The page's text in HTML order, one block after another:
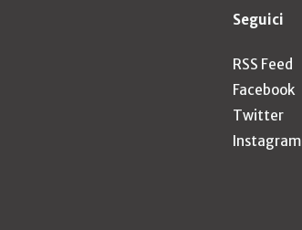
Seguici
RSS Feed
Facebook
Twitter
Instagram